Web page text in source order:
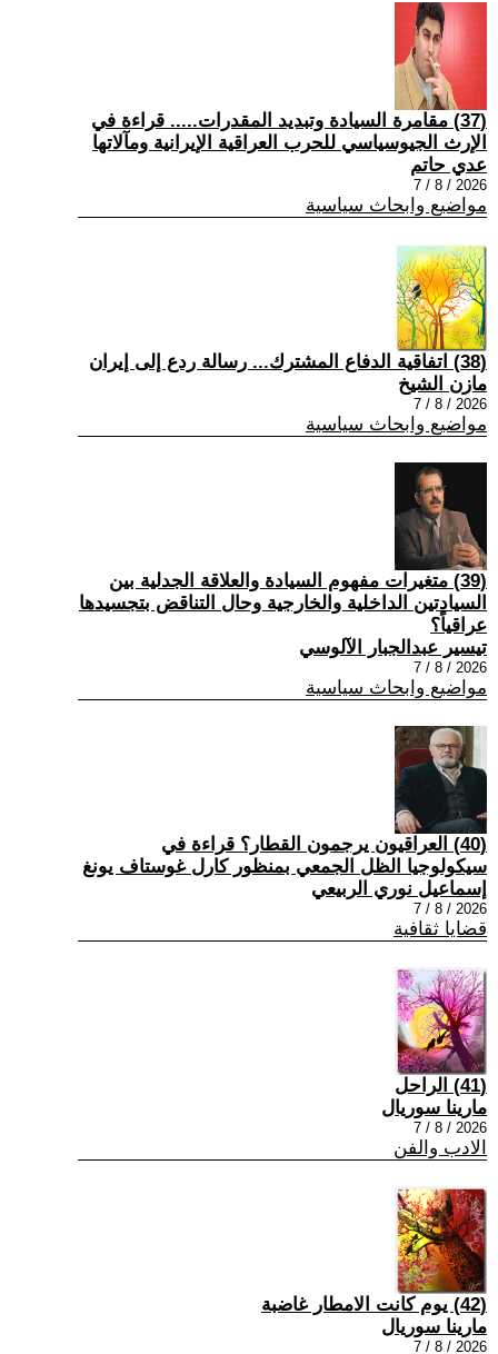
(37) مقامرة السيادة وتبديد المقدرات..... قراءة في
الإرث الجيوسياسي للحرب العراقية الإيرانية ومآلاتها
عدي حاتم
2026 / 8 / 7
مواضيع وابحاث سياسية
(38) اتفاقية الدفاع المشترك... رسالة ردع إلى إيران
مازن الشيخ
2026 / 8 / 7
مواضيع وابحاث سياسية
(39) متغيرات مفهوم السيادة والعلاقة الجدلية بين
السيادتين الداخلية والخارجية وحال التناقض بتجسيدها
عراقياً؟
تيسير عبدالجبار الآلوسي
2026 / 8 / 7
مواضيع وابحاث سياسية
(40) العراقيون يرجمون القطار؟ قراءة في
سيكولوجيا الظل الجمعي بمنظور كارل غوستاف يونغ
إسماعيل نوري الربيعي
2026 / 8 / 7
قضايا ثقافية
(41) الراحل
مارينا سوريال
2026 / 8 / 7
الادب والفن
(42) يوم كانت الامطار غاضبة
مارينا سوريال
2026 / 8 / 7